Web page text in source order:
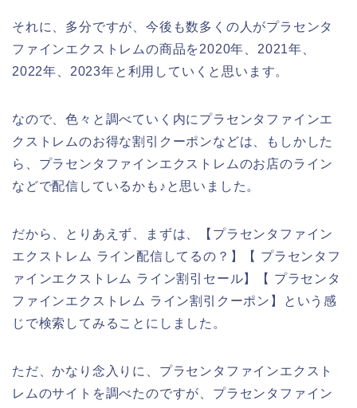
それに、多分ですが、今後も数多くの人がプラセンタ
ファインエクストレムの商品を2020年、2021年、
2022年、2023年と利用していくと思います。
なので、色々と調べていく内にプラセンタファインエ
クストレムのお得な割引クーポンなどは、もしかした
ら、プラセンタファインエクストレムのお店のライン
などで配信しているかも♪と思いました。
だから、とりあえず、まずは、【プラセンタファイン
エクストレム ライン配信してるの？】【 プラセンタフ
ァインエクストレム ライン割引セール】【 プラセンタ
ファインエクストレム ライン割引クーポン】という感
じで検索してみることにしました。
ただ、かなり念入りに、プラセンタファインエクスト
レムのサイトを調べたのですが、プラセンタファイン